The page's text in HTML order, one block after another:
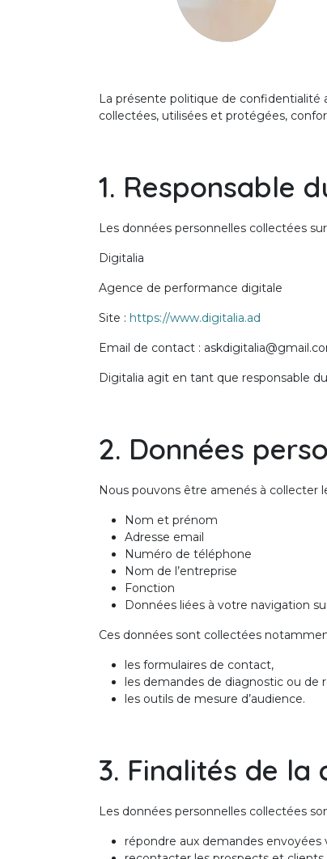
La présente politique de confidentialité
collectées, utilisées et protégées,
1. Responsable
Les données personnelles collectées
Digitalia
Agence de performance digitale
Site : https://www.digitalia.ad
Email de contact :
Digitalia agit en tant que responsable
2. Données
Nous pouvons être amenés à collecter
Nom et prénom
Adresse email
Numéro de téléphone
Nom de l’entreprise
Fonction
Données liées à votre navigation
Ces données sont collectées
les formulaires de contact,
les demandes de diagnostic ou de
les outils de mesure d’audience.
3. Finalités de la
Les données personnelles collectées
répondre aux demandes envoyées